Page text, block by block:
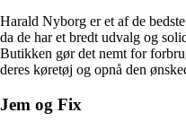
Harald Nyborg er et af de
da de har et bredt udvalg og
Butikken gør det nemt for
deres køretøj og opnå den
Jem og Fix